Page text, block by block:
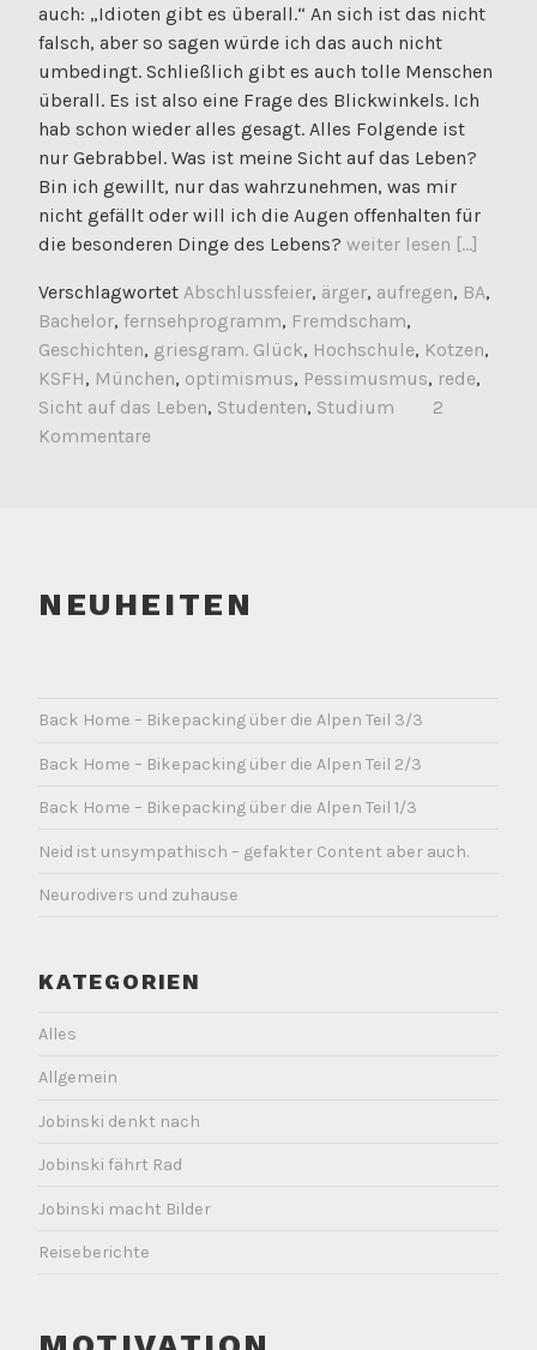
auch: „Idioten gibt es überall.“ An sich ist das nicht
falsch, aber so sagen würde ich das auch nicht
umbedingt. Schließlich gibt es auch tolle Menschen
überall. Es ist also eine Frage des Blickwinkels. Ich
hab schon wieder alles gesagt. Alles Folgende ist
nur Gebrabbel. Was ist meine Sicht auf das Leben?
Bin ich gewillt, nur das wahrzunehmen, was mir
nicht gefällt oder will ich die Augen offenhalten für
die besonderen Dinge des Lebens? weiter lesen [...]
Verschlagwortet Abschlussfeier, ärger, aufregen, BA,
Bachelor, fernsehprogramm, Fremdscham,
Geschichten, griesgram. Glück, Hochschule, Kotzen,
KSFH, München, optimismus, Pessimusmus, rede,
Sicht auf das Leben, Studenten, Studium
2
Kommentare
NEUHEITEN
Back Home – Bikepacking über die Alpen Teil 3/3
Back Home – Bikepacking über die Alpen Teil 2/3
Back Home – Bikepacking über die Alpen Teil 1/3
Neid ist unsympathisch – gefakter Content aber auch.
Neurodivers und zuhause
KATEGORIEN
Alles
Allgemein
Jobinski denkt nach
Jobinski fährt Rad
Jobinski macht Bilder
Reiseberichte